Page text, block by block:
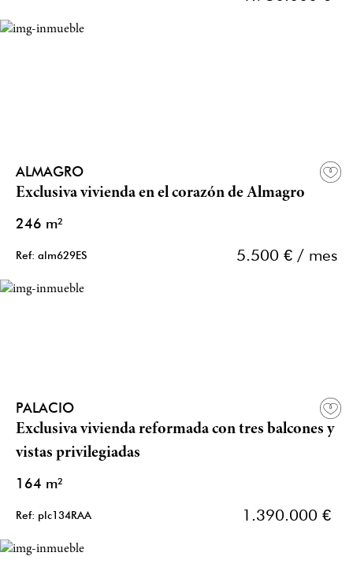
ALMAGRO
Exclusiva vivienda en el corazón de Almagro
246 m²
Ref: alm629ES 5.500 € / mes
PALACIO
Exclusiva vivienda reformada con tres balcones y
vistas privilegiadas
164 m²
Ref: plc134RAA 1.390.000 €